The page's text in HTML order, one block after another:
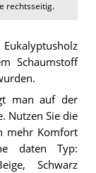
rechtsseitig.
Schaumstoff
man auf der
Nutzen Sie die
mehr Komfort
daten Typ:
Schwarz